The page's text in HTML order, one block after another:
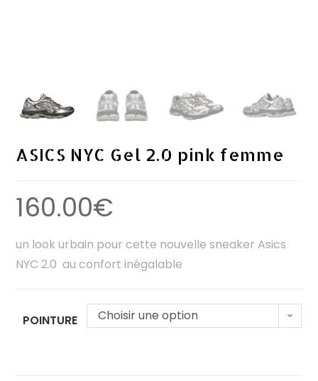
ASICS NYC Gel 2.0 pink femme
160.00€
un look urbain pour cette nouvelle sneaker Asics
NYC 2.0 au confort inégalable
POINTURE Choisir une option